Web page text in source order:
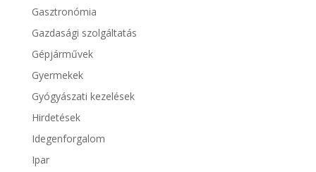
Gasztronómia
Gazdasági szolgáltatás
Gépjárművek
Gyermekek
Gyógyászati kezelések
Hirdetések
Idegenforgalom
Ipar